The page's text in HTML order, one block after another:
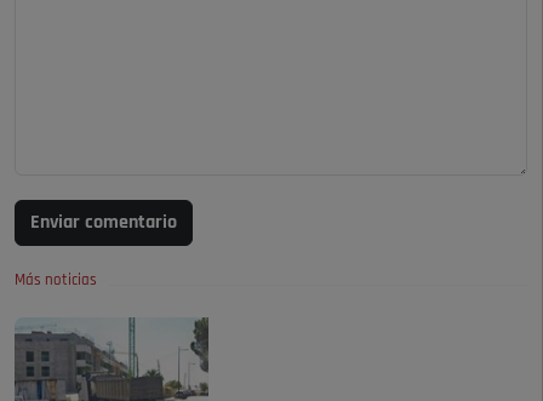
Enviar comentario
Más noticias